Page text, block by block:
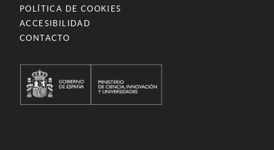
POLÍTICA DE COOKIES
ACCESIBILIDAD
CONTACTO